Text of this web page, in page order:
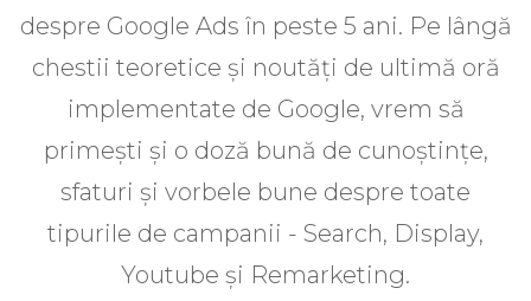
despre Google Ads în peste 5 ani. Pe lângă
chestii teoretice și noutăți de ultimă oră
implementate de Google, vrem să
primești și o doză bună de cunoștințe,
sfaturi și vorbele bune despre toate
tipurile de campanii - Search, Display,
Youtube și Remarketing.